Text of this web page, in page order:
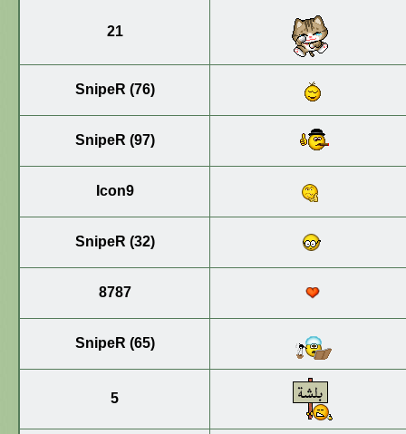
21
SnipeR (76)
SnipeR (97)
Icon9
SnipeR (32)
8787
SnipeR (65)
5